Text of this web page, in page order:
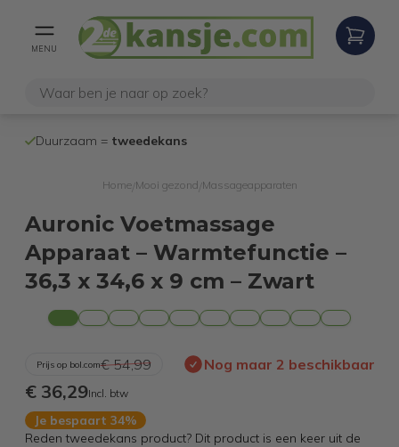
MENU
Duurzaam = tweedekans
Home/ Mooi gezond Massageapparaten
Auronic Voetmassage
Apparaat – Warmtefunctie –
36,3 x 34,6 x 9 cm – Zwart
Prijs op bol.com€ 54,99 Nog maar 2 beschikbaar
€ 36,29Incl. btw
Je bespaart 34%
Reden tweedekans product? Dit product is een keer uit de